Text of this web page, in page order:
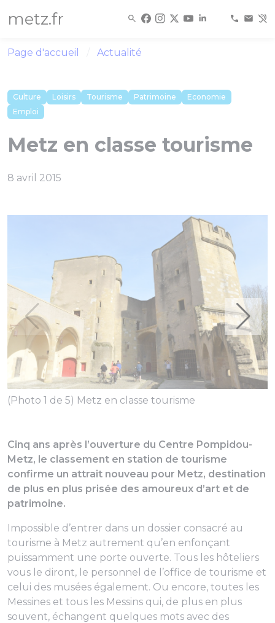
metz.fr
Page d'accueil Actualité
Culture Loisirs Tourisme Patrimoine
Economie
Emploi
Metz en classe tourisme
8 avril 2015
(Photo 1 de 5) Metz en classe tourisme
Cinq ans après l’ouverture du Centre Pompidou-
Metz, le classement en station de tourisme
confirme un attrait nouveau pour Metz, destination
de plus en plus prisée des amoureux d’art et de
patrimoine.
Impossible d’entrer dans un dossier consacré au
tourisme à Metz autrement qu’en enfonçant
puissamment une porte ouverte. Tous les hôteliers
vous le diront, le personnel de l’office de tourisme et
celui des musées également. Ou encore, toutes les
Messines et tous les Messins qui, de plus en plus
souvent, échangent quelques mots avec des